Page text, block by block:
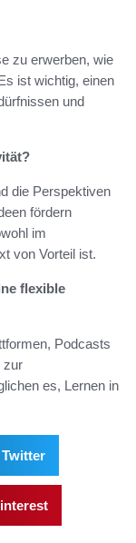
zu erwerben, wie
ist wichtig, einen
und
die Perspektiven
fördern
im
von Vorteil ist.
flexible
Podcasts
zur
es, Lernen in
Twitter